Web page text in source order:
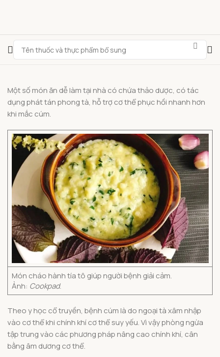
Một số món ăn dễ làm tại nhà có chứa thảo dược, có tác
dụng phát tán phong tà, hỗ trợ cơ thể phục hồi nhanh hơn
khi mắc cúm.
Món cháo hành tía tô giúp người bệnh giải cảm.
Ảnh: Cookpad.
Theo y học cổ truyền, bệnh cúm là do ngoại tà xâm nhập
vào cơ thể khi chính khí cơ thể suy yếu. Vì vậy phòng ngừa
tập trung vào các phương pháp nâng cao chính khí, cân
bằng âm dương cơ thể.